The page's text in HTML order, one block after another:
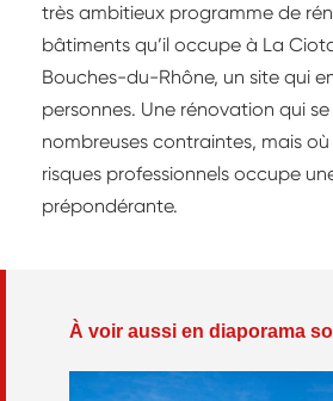
très ambitieux programme de
bâtiments qu’il occupe à La
Bouches-du-Rhône, un site qui
personnes. Une rénovation qui
nombreuses contraintes, mais
risques professionnels occupe
prépondérante.
À voir aussi en diaporama